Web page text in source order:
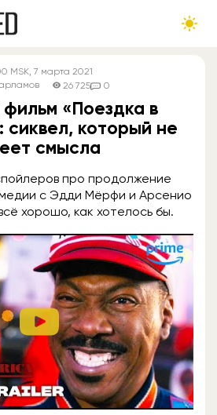
MSK, 7 марта 2021
26 725 0
«Поездка в
сиквел, который не
смысла
про продолжение
с Эдди Мёрфи и Арсенио
хорошо, как хотелось бы.